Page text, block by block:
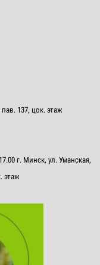
137, цок. этаж
г. Минск, ул. Уманская,
этаж